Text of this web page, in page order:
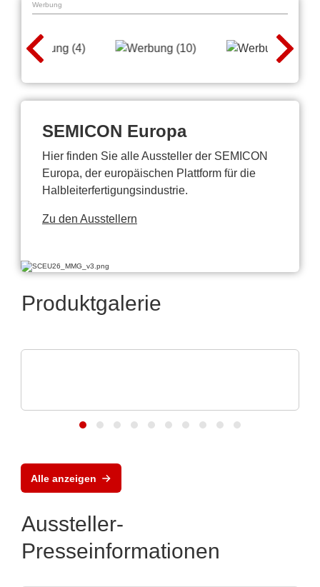
Werbung
SEMICON Europa
Hier finden Sie alle Aussteller der SEMICON
Europa, der europäischen Plattform für die
Halbleiterfertigungsindustrie.
Zu den Ausstellern
Produktgalerie
Alle anzeigen
Aussteller-
Presseinformationen